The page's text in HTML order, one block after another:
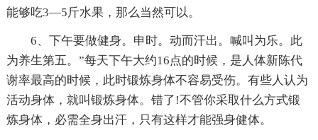
能够吃3—5斤水果，那么当然可以。
6、下午要做健身。申时。动而汗出。喊叫为乐。此
为养生第五。”每天下午大约16点的时候，是人体新陈代
谢率最高的时候，此时锻炼身体不容易受伤。有些人认为
活动身体，就叫锻炼身体。错了!不管你采取什么方式锻
炼身体，必需全身出汗，只有这样才能强身健体。